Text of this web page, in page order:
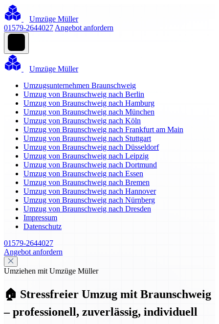
Umzüge Müller
01579-2644027 Angebot anfordern
Umzüge Müller
Umzugsunternehmen Braunschweig
Umzug von Braunschweig nach Berlin
Umzug von Braunschweig nach Hamburg
Umzug von Braunschweig nach München
Umzug von Braunschweig nach Köln
Umzug von Braunschweig nach Frankfurt am Main
Umzug von Braunschweig nach Stuttgart
Umzug von Braunschweig nach Düsseldorf
Umzug von Braunschweig nach Leipzig
Umzug von Braunschweig nach Dortmund
Umzug von Braunschweig nach Essen
Umzug von Braunschweig nach Bremen
Umzug von Braunschweig nach Hannover
Umzug von Braunschweig nach Nürnberg
Umzug von Braunschweig nach Dresden
Impressum
Datenschutz
01579-2644027
Angebot anfordern
Umziehen mit Umzüge Müller
🏠 Stressfreier Umzug mit Braunschweig
– professionell, zuverlässig, individuell